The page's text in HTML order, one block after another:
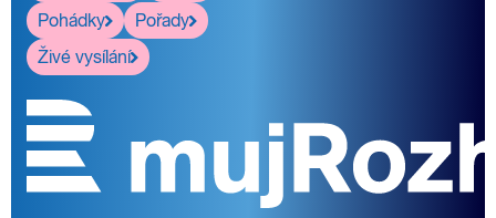
Pohádky
Pořady
Živé vysílání